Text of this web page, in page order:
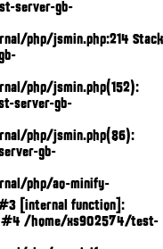
server-gb-
php/jsmin.php:214 Stack
php/jsmin.php(152):
server-gb-
php/jsmin.php(86):
gb-
php/ao-minify-
[internal function]:
#4 /home/xs902574/test-